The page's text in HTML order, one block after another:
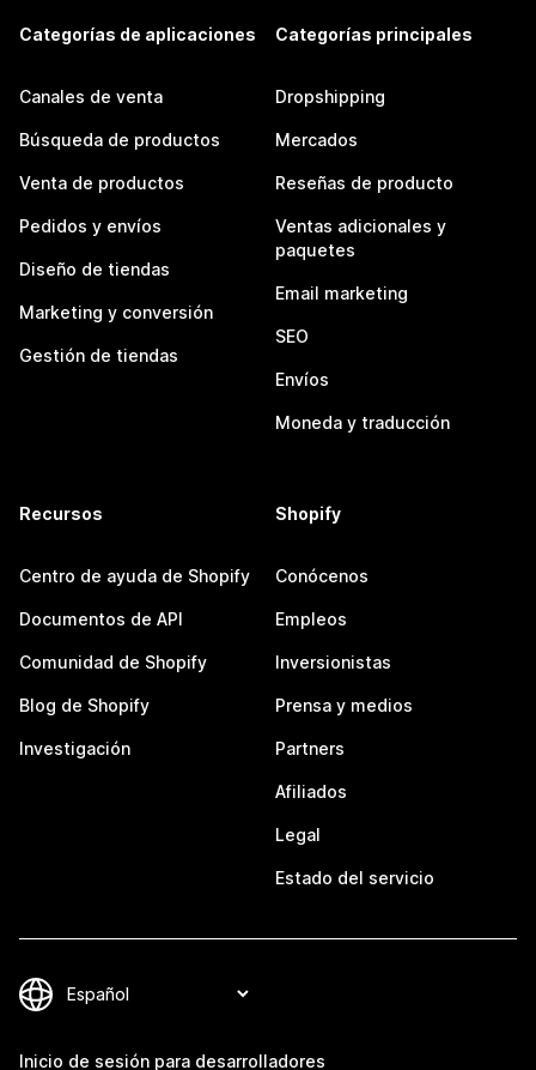
Categorías de aplicaciones
Canales de venta
Búsqueda de productos
Venta de productos
Pedidos y envíos
Diseño de tiendas
Marketing y conversión
Gestión de tiendas
Categorías principales
Dropshipping
Mercados
Reseñas de producto
Ventas adicionales y
paquetes
Email marketing
SEO
Envíos
Moneda y traducción
Recursos
Centro de ayuda de Shopify
Documentos de API
Comunidad de Shopify
Blog de Shopify
Investigación
Shopify
Conócenos
Empleos
Inversionistas
Prensa y medios
Partners
Afiliados
Legal
Estado del servicio
Inicio de sesión para desarrolladores